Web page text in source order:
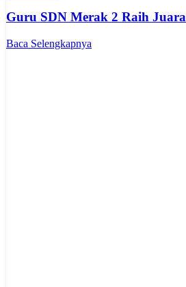
Guru SDN Merak 2 Raih
Baca Selengkapnya